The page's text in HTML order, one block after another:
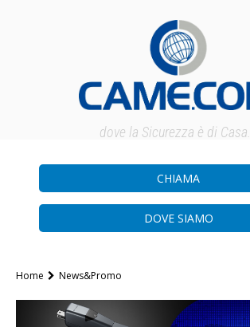
dove la Sicurezza è di Casa...
CHIAMA
DOVE SIAMO
Home News&Promo